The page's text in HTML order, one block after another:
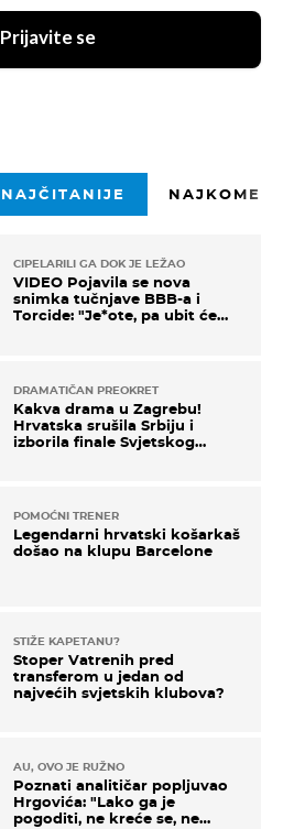
Prijavite se
NAJČITANIJE
CIPELARILI GA DOK JE LEŽAO
VIDEO Pojavila se nova
snimka tučnjave BBB-a i
Torcide: "Je*ote, pa ubit će
DRAMATIČAN PREOKRET
Kakva drama u Zagrebu!
Hrvatska srušila Srbiju i
izborila finale Svjetskog
POMOĆNI TRENER
Legendarni hrvatski košarkaš
došao na klupu Barcelone
STIŽE KAPETANU?
Stoper Vatrenih pred
transferom u jedan od
najvećih svjetskih klubova?
AU, OVO JE RUŽNO
Poznati analitičar popljuvao
Hrgovića: "Lako ga je
pogoditi, ne kreće se, ne